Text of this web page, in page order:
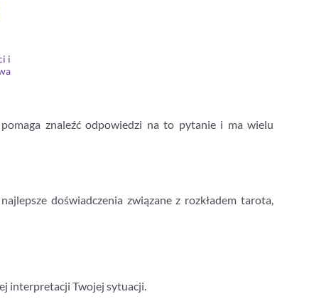
i
znaleźć odpowiedzi na to pytanie i ma wielu
doświadczenia związane z rozkładem tarota,
interpretacji Twojej sytuacji.